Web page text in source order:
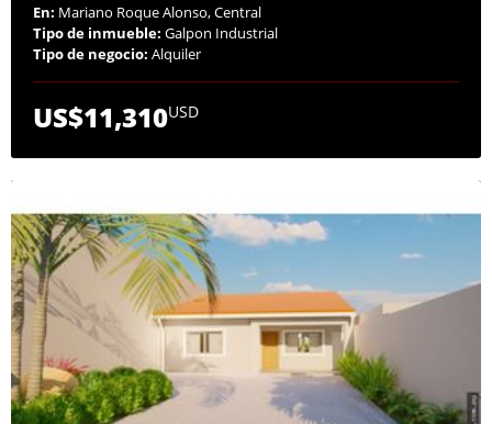
En: Mariano Roque Alonso, Central
Tipo de inmueble: Galpon Industrial
Tipo de negocio: Alquiler
US$11,310USD